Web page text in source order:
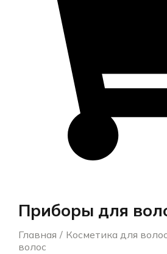
Приборы для
Главная Косметика для волос
волос